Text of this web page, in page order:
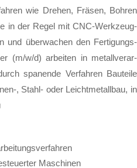
wie Dre­hen, Frä­sen, Boh­ren
in der Re­gel mit CNC-Werk­zeug­
und über­wa­chen den Fer­ti­gungs­
(m/w/d) ar­bei­ten in me­tall­ver­ar­
spa­nen­de Ver­fah­ren Bau­tei­le
, Stahl- oder Leicht­me­tall­bau, in
Ma­schi­nen